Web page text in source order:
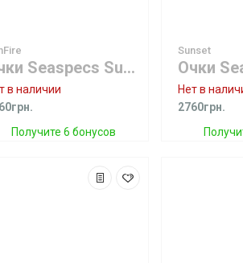
Очки Seaspecs SunFire Specs
в наличии
Получите 6 бонусов
Sunset
Нет в
2760грн.